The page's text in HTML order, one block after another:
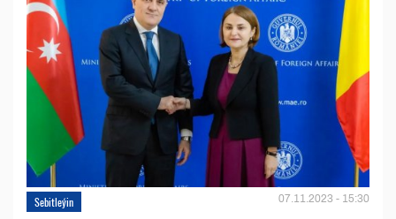
Sebitleýin 07.11.2023 - 15:30